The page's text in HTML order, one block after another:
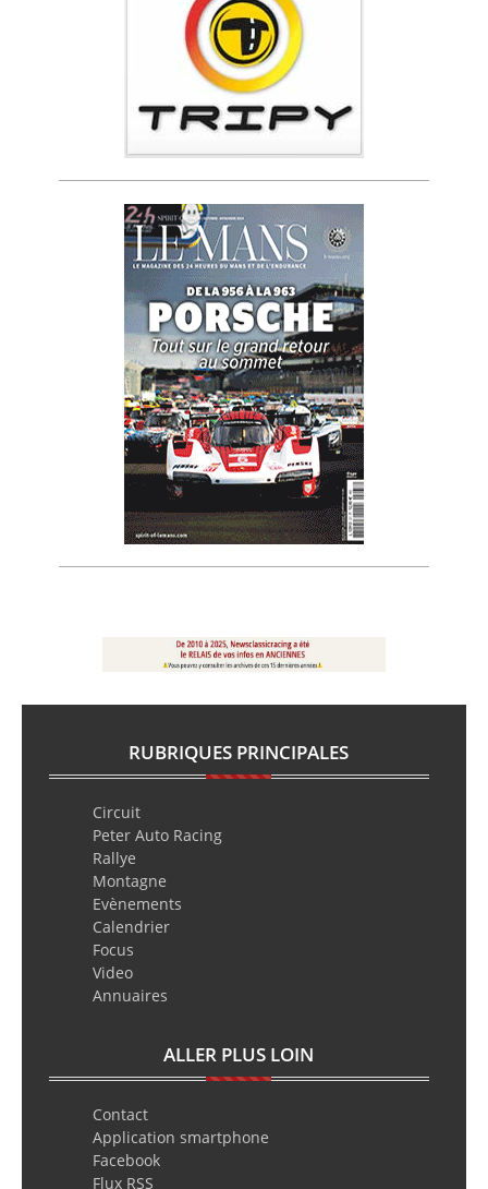
RUBRIQUES PRINCIPALES
Circuit
Peter Auto Racing
Rallye
Montagne
Evènements
Calendrier
Focus
Video
Annuaires
ALLER PLUS LOIN
Contact
Application smartphone
Facebook
Flux RSS